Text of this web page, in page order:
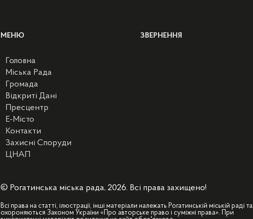
МЕНЮ
Головна
Міська Рада
Громада
Відкриті Дані
Пресцентр
E-Місто
Контакти
Захисні Споруди
ЦНАП
ЗВЕРНЕННЯ
© Рогатинська міська рада, 2026. Всі права захищено!
Всі права на статті, ілюстрації, інші матеріали належать Рогатинській міській раді та
охороняються Законом України «Про авторське право і суміжні права». При